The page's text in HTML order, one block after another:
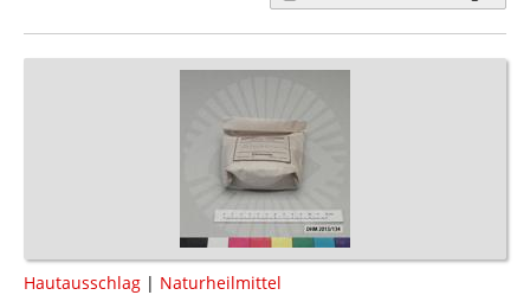
Hautausschlag | Naturheilmittel